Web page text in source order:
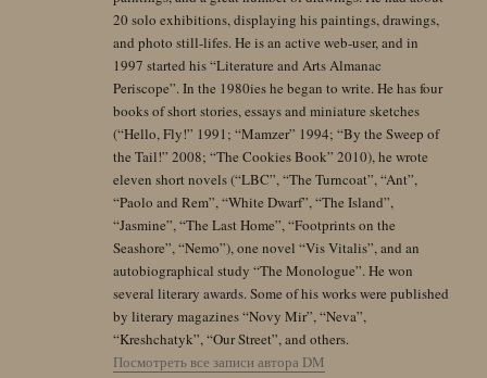
20 solo exhibitions, displaying his paintings, drawings,
and photo still-lifes. He is an active web-user, and in
1997 started his “Literature and Arts Almanac
Periscope”. In the 1980ies he began to write. He has four
books of short stories, essays and miniature sketches
(“Hello, Fly!” 1991; “Mamzer” 1994; “By the Sweep of
the Tail!” 2008; “The Cookies Book” 2010), he wrote
eleven short novels (“LBC”, “The Turncoat”, “Ant”,
“Paolo and Rem”, “White Dwarf”, “The Island”,
“Jasmine”, “The Last Home”, “Footprints on the
Seashore”, “Nemo”), one novel “Vis Vitalis”, and an
autobiographical study “The Monologue”. He won
several literary awards. Some of his works were published
by literary magazines “Novy Mir”, “Neva”,
“Kreshchatyk”, “Our Street”, and others.
Посмотреть все записи автора DM